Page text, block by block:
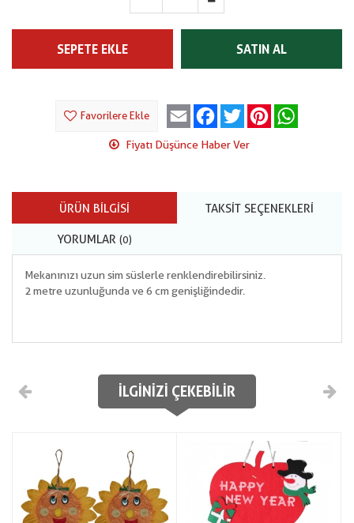
SEPETE EKLE SATIN AL
Favorilere Ekle Email Facebook
Twitter Pinterest
Fiyatı Düşünce Haber Ver
ÜRÜN BILGISI TAKSIT SEÇENEKLERI
YORUMLAR (0)
Mekanınızı uzun sim süslerle renklendirebilirsiniz.
2 metre uzunluğunda ve 6 cm genişliğindedir.
İLGINIZI ÇEKEBILIR